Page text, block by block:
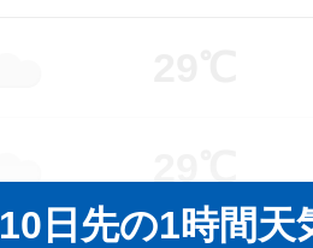
10日先の1時間天